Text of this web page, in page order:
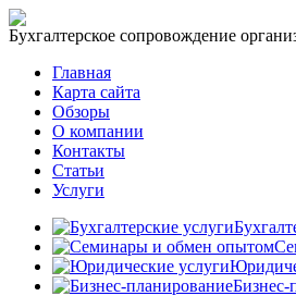
Бухгалтерское сопровождение
Главная
Карта сайта
Обзоры
О компании
Контакты
Статьи
Услуги
Бизнес-